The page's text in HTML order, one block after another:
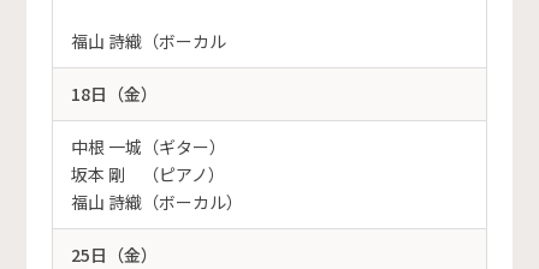
福山 詩織（ボーカル
18日（金）
中根 一城（ギター）
坂本 剛 （ピアノ）
福山 詩織（ボーカル）
25日（金）